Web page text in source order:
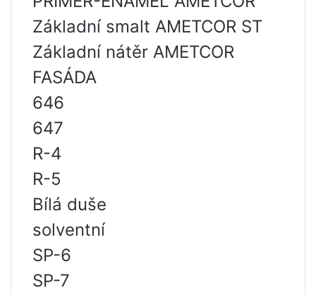
Základní smalt AMETCOR ST
Základní nátěr AMETCOR
FASÁDA
646
647
R-4
R-5
Bílá duše
solventní
SP-6
SP-7